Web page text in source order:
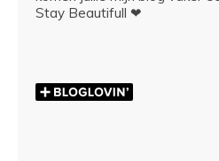
Stay Beautifull ❤